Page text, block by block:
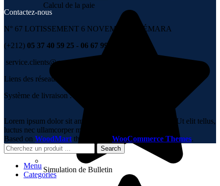
Calcul de la paie
Simulation de Bulletin
Contactez-nous
N° 67 LOTISSEMENT 6 NOVEMBRE , TÉMARA
(+212) 05 37 40 59 25 - 06 67 99 00 36
service.clients@group-it.ma
Liens des réseaux sociaux :
Système de livraison :
Lorem ipsum dolor sit amet, consectetur adipiscing elit. Ut elit tellus,
luctus nec ullamcorper mattis, pulvinar dapibus leo.
Based on WoodMart theme WooCommerce Themes.
Search
Menu
Categories